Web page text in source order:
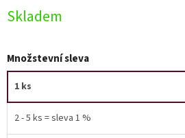
Poslední
láhve
skladem
vína
Skladem
Množstevní sleva
1 ks
2 - 5 ks = sleva 1 %